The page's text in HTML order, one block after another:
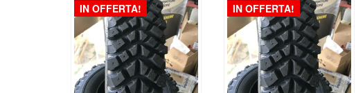
IN OFFERTA! IN OFFERTA!